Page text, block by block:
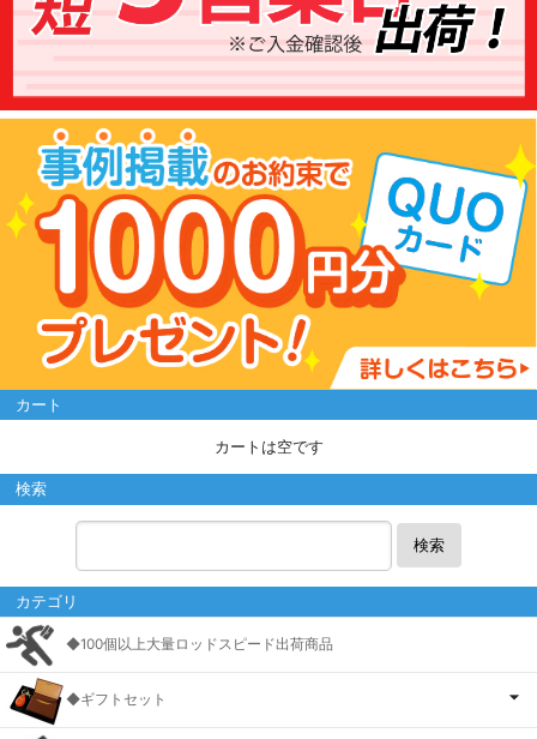
カート
カートは空です
検索
検索
カテゴリ
◆100個以上大量ロッドスピード出荷商品
◆ギフトセット